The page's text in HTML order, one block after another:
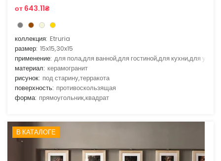
от 643.11₴
коллекция: Etruria
размер: 15x15,30x15
применение: для пола,для ванной,для гостиной,для кухни,для улицы
материал: керамогранит
рисунок: под старину,терракота
поверхность: противоскользящая
форма: прямоугольник,квадрат
В КАТАЛОГЕ